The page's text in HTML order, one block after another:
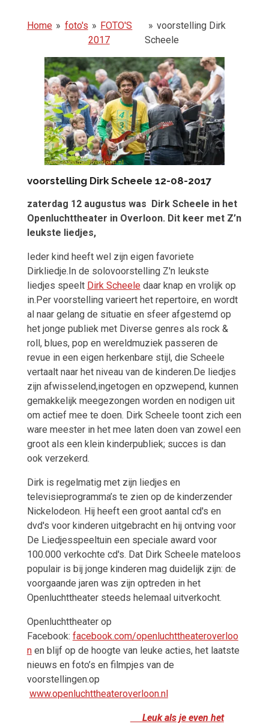
Home » foto's » FOTO'S
2017
» voorstelling Dirk
Scheele
voorstelling Dirk Scheele 12-08-2017
zaterdag 12 augustus was Dirk Scheele in het
Openluchttheater in Overloon. Dit keer met Z’n
leukste liedjes,
Ieder kind heeft wel zijn eigen favoriete
Dirkliedje.In de solovoorstelling Z'n leukste
liedjes speelt Dirk Scheeledaar knap en vrolijk op
in.Per voorstelling varieert het repertoire, en wordt
al naar gelang de situatie en sfeer afgestemd op
het jonge publiek met Diverse genres als rock &
roll, blues, pop en wereldmuziek passeren de
revue in een eigen herkenbare stijl, die Scheele
vertaalt naar het niveau van de kinderen.De liedjes
zijn afwisselend,ingetogen en opzwepend, kunnen
gemakkelijk meegezongen worden en nodigen uit
om actief mee te doen. Dirk Scheele toont zich een
ware meester in het mee laten doen van zowel een
groot als een klein kinderpubliek; succes is dan
ook verzekerd.
Dirk is regelmatig met zijn liedjes en
televisieprogramma’s te zien op de kinderzender
Nickelodeon. Hij heeft een groot aantal cd's en
dvd's voor kinderen uitgebracht en hij ontving voor
De Liedjesspeeltuin een speciale award voor
100.000 verkochte cd's. Dat Dirk Scheele mateloos
populair is bij jonge kinderen mag duidelijk zijn: de
voorgaande jaren was zijn optreden in het
Openluchttheater steeds helemaal uitverkocht.
Openluchttheater op
Facebook: facebook.com/openluchttheateroverloo
n en blijf op de hoogte van leuke acties, het laatste
nieuws en foto’s en filmpjes van de
voorstellingen.op
www.openluchttheateroverloon.nl
Leuk als je even het